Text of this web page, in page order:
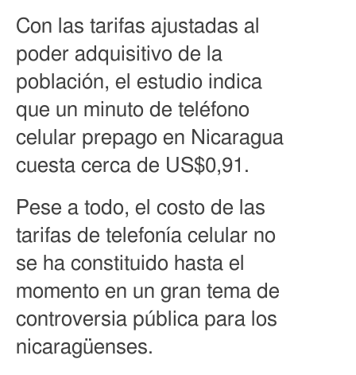
Con las tarifas ajustadas al
poder adquisitivo de la
población, el estudio indica
que un minuto de teléfono
celular prepago en Nicaragua
cuesta cerca de US$0,91.
Pese a todo, el costo de las
tarifas de telefonía celular no
se ha constituido hasta el
momento en un gran tema de
controversia pública para los
nicaragüenses.